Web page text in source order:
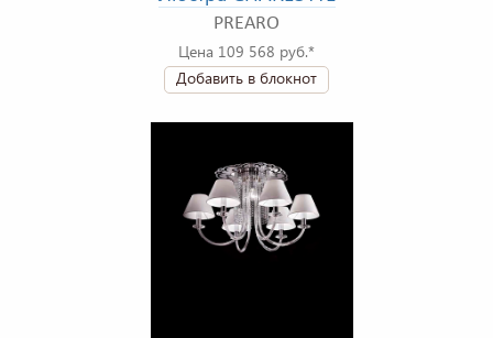
PREARO
Цена 109 568 руб.*
Добавить в блокнот